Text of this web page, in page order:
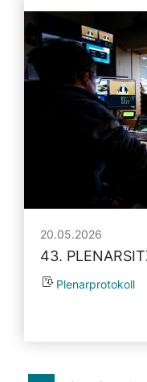
20.05.2026
43.
Plenarprotokoll